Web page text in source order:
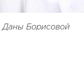
Даны Борисовой